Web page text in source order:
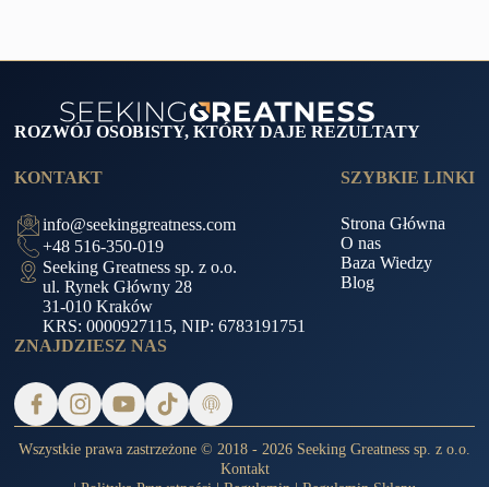
ROZWÓJ OSOBISTY, KTÓRY DAJE REZULTATY
KONTAKT
info@seekinggreatness.com
+48 516-350-019
Seeking Greatness sp. z o.o.
ul. Rynek Główny 28
31-010 Kraków
KRS: 0000927115, NIP: 6783191751
SZYBKIE LINKI
Strona Główna
O nas
Baza Wiedzy
Blog
ZNAJDZIESZ NAS
Wszystkie prawa zastrzeżone © 2018 - 2026 Seeking Greatness sp. z o.o.
Kontakt